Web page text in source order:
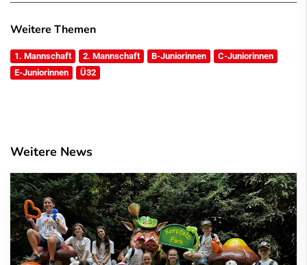
Weitere Themen
1. Mannschaft 2. Mannschaft B-Juniorinnen
C-Juniorinnen
E-Juniorinnen
Ü32
Weitere News